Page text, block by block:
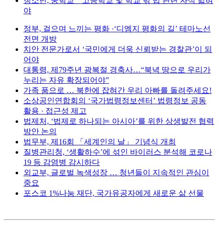
야
정부, 걸으며 느끼는 평화 ·‘디엠지 평화의 길’ 테마노선
전면 개방
치안 전문가로서 ‘국민에게 더욱 신뢰받는 경찰관’이 되
어야
대통령, 제79주년 광복절 경축사…“북녁 땅으로 우리가
누리는 자유 확장되어야”
가족 품으로 … 북한에 잡혀간 우리 아빠를 돌려주세요!
소상공인연합회의 ‘국가법령정보센터’ 법령정보 공동
활용 · 접근성 제고
법제처, ‘법제로 하나되는 아시아’를 위한 상생발전 협력
방안 논의
법무부, 제16회 「세계인의 날」 기념식 개최
질병관리청, ‘생활하수’에 섞인 바이러스 분석해 코로나
19 등 감염병 감시하다
외교부, 글로벌 녹색성장 … 청년들이 지속적인 관심이
중요
포스코 1%나눔 재단, 국가유공자에게 새로운 삶 선물